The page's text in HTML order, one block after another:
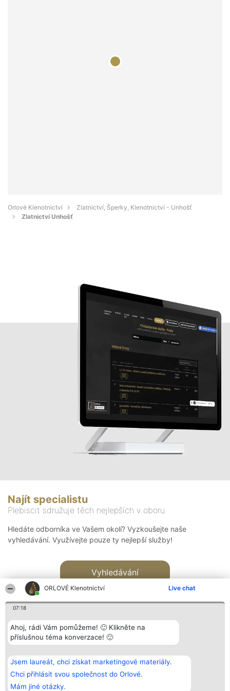
ORLOVÉ Klenotnictví Live chat
07:18
Ahoj, rádi Vám pomůžeme! 🙂 Klikněte na
příslušnou téma konverzace! 🙂
Jsem laureát, chci získat marketingové materiály.
Chci přihlásit svou společnost do Orlové.
Mám jiné otázky.
Orlové Klenotnictví
Zlatnictví, Šperky, Klenotnictví - Unhošť
Zlatnictví Unhošť
Najít specialistu
Plebiscit sdružuje těch nejlepších v oboru
Hledáte odborníka ve Vašem okolí? Vyzkoušejte naše
vyhledávání. Využívejte pouze ty nejlepší služby!
Vyhledávání
Bright Side Solutions sp. z o.
o. sp. k.
ul. Ruska 22
Wrocław 50-079
KRS 0000749100 | Regon
Vítězové
Seznam všech
laureátů
Zásady
Kontakt